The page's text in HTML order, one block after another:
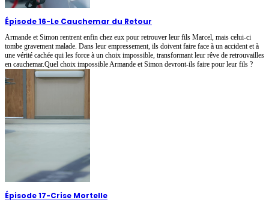
Épisode 16-Le Cauchemar du Retour
Armande et Simon rentrent enfin chez eux pour retrouver leur fils Marcel, mais celui-ci
tombe gravement malade. Dans leur empressement, ils doivent faire face à un accident et à
une vérité cachée qui les force à un choix impossible, transformant leur rêve de retrouvailles
en cauchemar.Quel choix impossible Armande et Simon devront-ils faire pour leur fils ?
Épisode 17-Crise Mortelle